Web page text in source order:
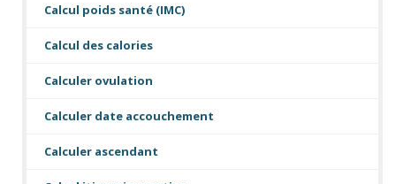
Calcul poids santé (IMC)
Calcul des calories
Calculer ovulation
Calculer date accouchement
Calculer ascendant